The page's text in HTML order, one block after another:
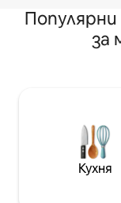
за
Кухня